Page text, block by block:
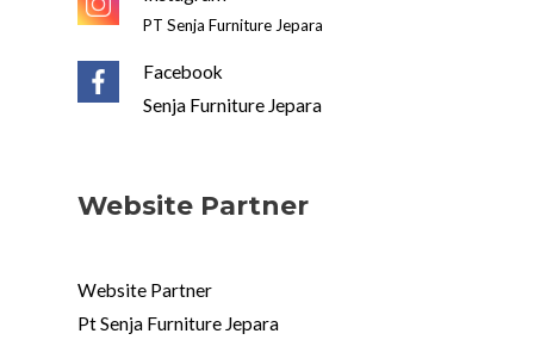
PT Senja Furniture Jepara
Facebook
Senja Furniture Jepara
Website Partner
Website Partner
Pt Senja Furniture Jepara